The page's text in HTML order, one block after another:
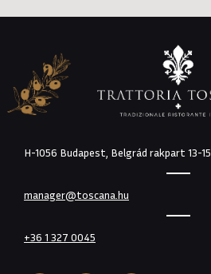
H-1056 Budapest, Belgrád rakpart 13-15.
manager@toscana.hu
+36 1 327 0045